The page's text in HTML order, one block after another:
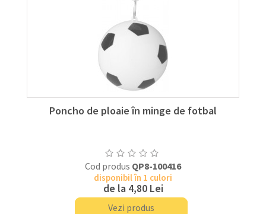
Poncho de ploaie în minge de fotbal
Cod produs QP8-100416
disponibil în 1 culori
de la 4,80 Lei
Vezi produs